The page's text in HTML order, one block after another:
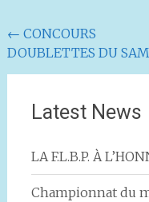
Navigation
de
← CONCOURS
DOUBLETTES DU
Latest News
LA F.L.B.P. À
Championnat du